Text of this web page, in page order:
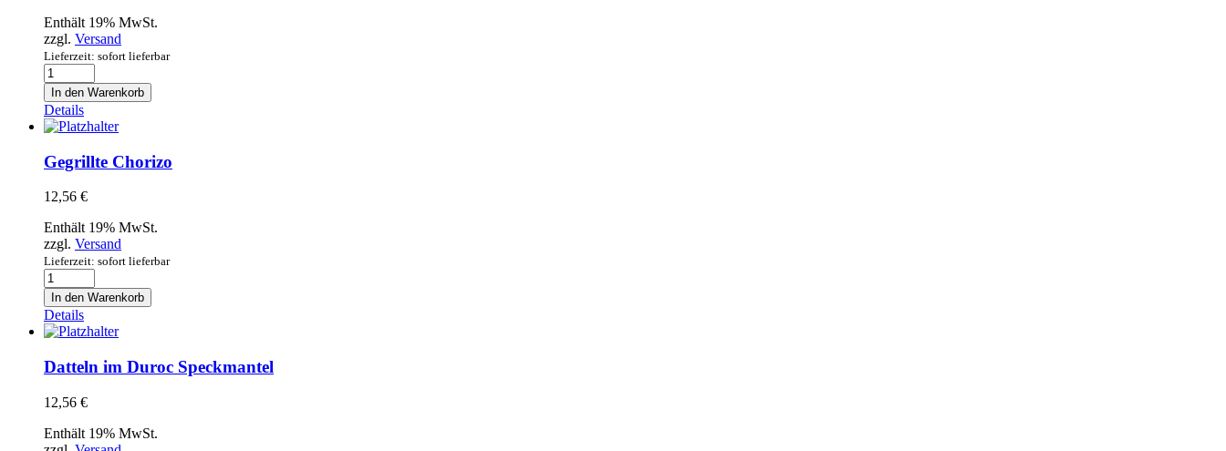
Enthält 19% MwSt.
zzgl. Versand
Lieferzeit: sofort lieferbar
Racion
de
Atun
Blanco
Menge
In den Warenkorb
Details
Gegrillte Chorizo
12,56 €
Enthält 19% MwSt.
zzgl. Versand
Lieferzeit: sofort lieferbar
Gegrillte
Chorizo
Menge
In den Warenkorb
Details
Datteln im Duroc Speckmantel
12,56 €
Enthält 19% MwSt.